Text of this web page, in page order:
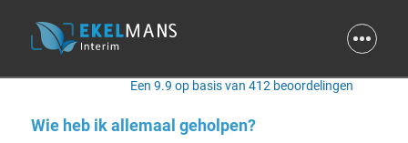
Wie heb ik allemaal geholpen?
9.9
Een 9.9 op basis van 412 beoordelingen